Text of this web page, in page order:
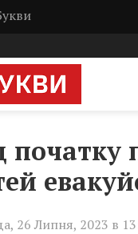
початку
26 Липня, 2023 в